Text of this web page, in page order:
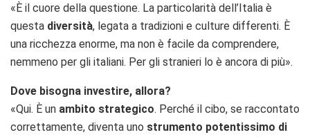
«È il cuore della questione. La particolarità dell’Italia è
questa diversità, legata a tradizioni e culture differenti. È
una ricchezza enorme, ma non è facile da comprendere,
nemmeno per gli italiani. Per gli stranieri lo è ancora di più».
Dove bisogna investire, allora?
«Qui. È un ambito strategico. Perché il cibo, se raccontato
correttamente, diventa uno strumento potentissimo di